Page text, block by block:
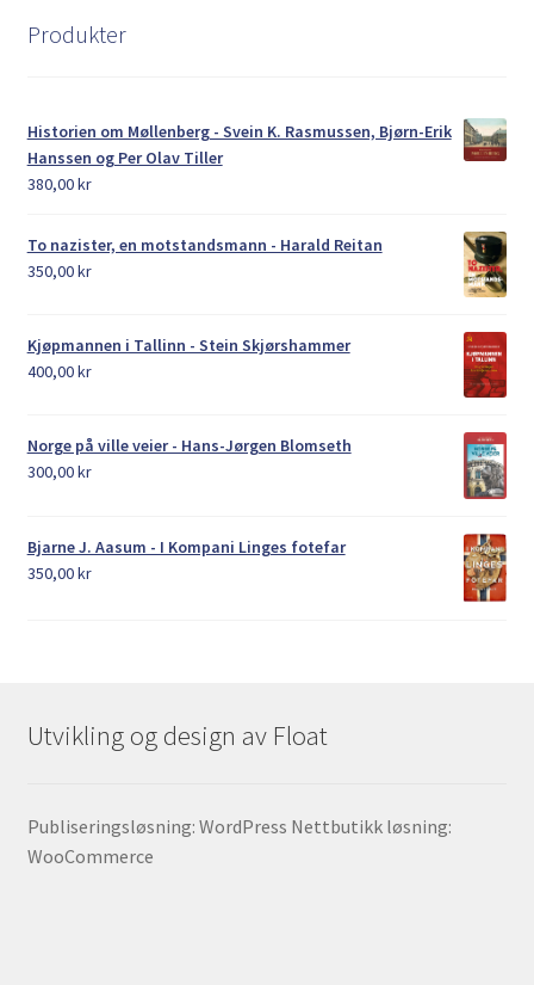
Produkter
Historien om Møllenberg - Svein K. Rasmussen, Bjørn-Erik
Hanssen og Per Olav Tiller
380,00kr
To nazister, en motstandsmann - Harald Reitan
350,00kr
Kjøpmannen i Tallinn - Stein Skjørshammer
400,00kr
Norge på ville veier - Hans-Jørgen Blomseth
300,00kr
Bjarne J. Aasum - I Kompani Linges fotefar
350,00kr
Utvikling og design av Float
Publiseringsløsning: WordPress Nettbutikk løsning:
WooCommerce